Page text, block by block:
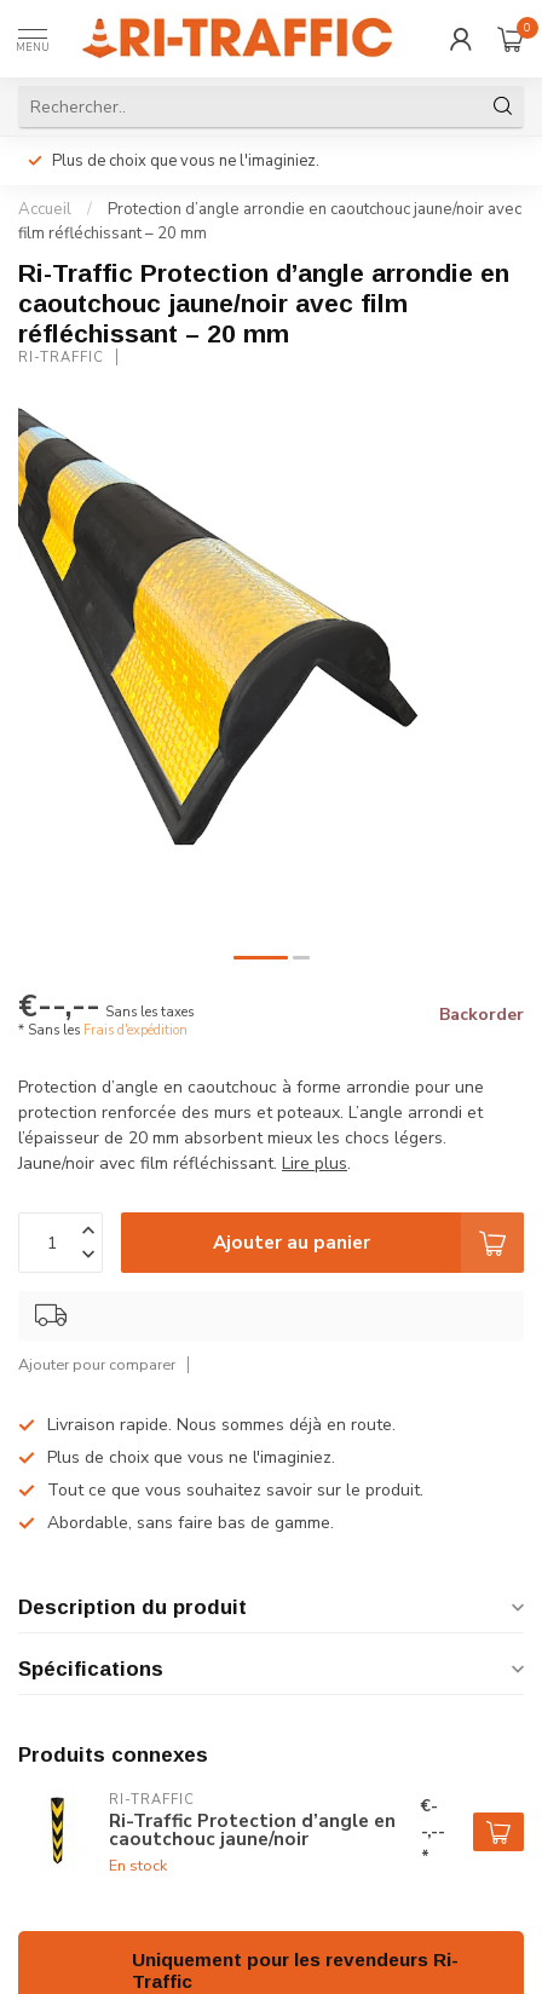
MENU
0
Plus de choix que vous ne l'imaginiez.
Accueil /
Protection d’angle arrondie en caoutchouc jaune/noir avec
film réfléchissant – 20 mm
Ri-Traffic Protection d’angle arrondie en
caoutchouc jaune/noir avec film
réfléchissant – 20 mm
RI-TRAFFIC
€--,-- Sans les taxes
* Sans les Frais d'expédition
Backorder
Protection d’angle en caoutchouc à forme arrondie pour une
protection renforcée des murs et poteaux. L’angle arrondi et
l’épaisseur de 20 mm absorbent mieux les chocs légers.
Jaune/noir avec film réfléchissant. Lire plus.
Ajouter au panier
Ajouter pour comparer
Livraison rapide. Nous sommes déjà en route.
Plus de choix que vous ne l'imaginiez.
Tout ce que vous souhaitez savoir sur le produit.
Abordable, sans faire bas de gamme.
Description du produit
Spécifications
Produits connexes
RI-TRAFFIC
Ri-Traffic Protection d’angle en
caoutchouc jaune/noir
En stock
€-
-,--
*
Uniquement pour les revendeurs Ri-
Traffic